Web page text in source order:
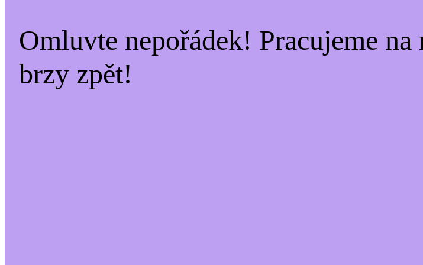
Omluvte nepořádek! Pracujeme
brzy zpět!